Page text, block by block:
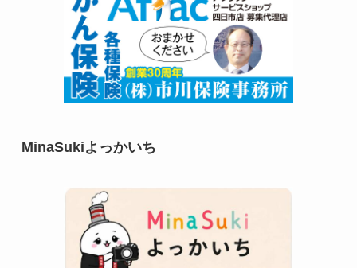
MinaSukiよっかいち